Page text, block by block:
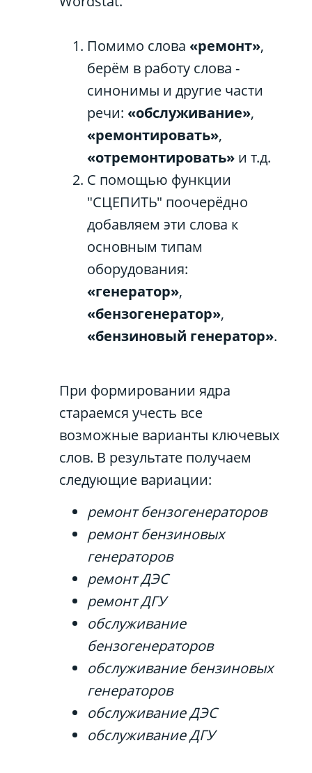
Помимо слова «ремонт»,
берём в работу слова -
синонимы и другие части
речи: «обслуживание»,
«ремонтировать»,
«отремонтировать» и т.д.
С помощью функции
"СЦЕПИТЬ" поочерёдно
добавляем эти слова к
основным типам
оборудования:
«генератор»,
«бензогенератор»,
«бензиновый генератор».
При формировании ядра
стараемся учесть все
возможные варианты ключевых
слов. В результате получаем
следующие вариации:
ремонт бензогенераторов
ремонт бензиновых
генераторов
ремонт ДЭС
ремонт ДГУ
обслуживание
бензогенераторов
обслуживание бензиновых
генераторов
обслуживание ДЭС
обслуживание ДГУ